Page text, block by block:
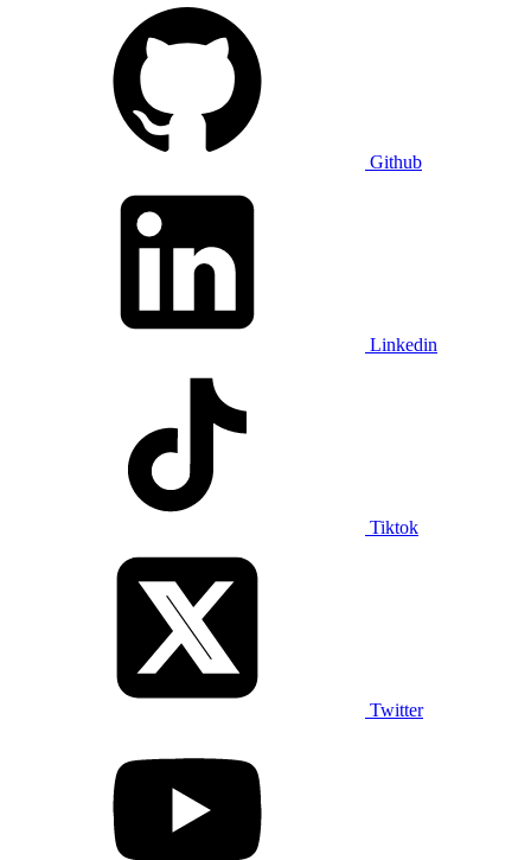
Github
Linkedin
Tiktok
Twitter